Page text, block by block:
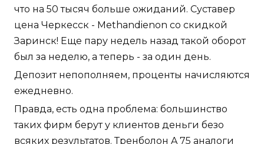
что на 50 тысяч больше ожиданий. Суставер
цена Черкесск - Methandienon со скидкой
Заринск! Еще пару недель назад такой оборот
был за неделю, а теперь - за один день.
Депозит непополняем, проценты начисляются
ежедневно.
Правда, есть одна проблема: большинство
таких фирм берут у клиентов деньги безо
всяких результатов. Тренболон A 75 аналоги